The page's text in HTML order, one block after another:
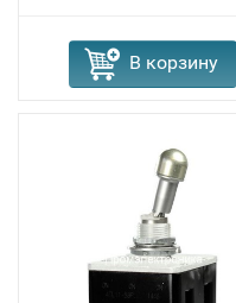
В корзину